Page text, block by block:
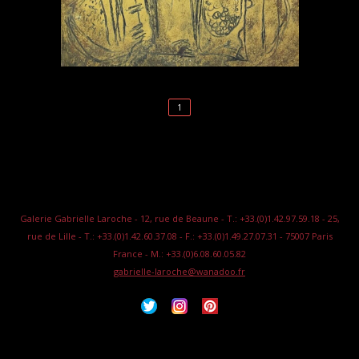
1
Galerie Gabrielle Laroche - 12, rue de Beaune - T.: +33.(0)1.42.97.59.18 - 25,
rue de Lille - T.: +33.(0)1.42.60.37.08 - F.: +33.(0)1.49.27.07.31 - 75007 Paris
France - M.: +33.(0)6.08.60.05.82
gabrielle-laroche@wanadoo.fr